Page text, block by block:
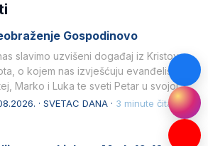
Gospodinovo
slavimo uzvišeni događaj iz Kristova
o kojem nas izvješćuju evanđelisti
Marko i Luka te sveti Petar u svojoj
· SVETAC DANA · 3 minute čitanja